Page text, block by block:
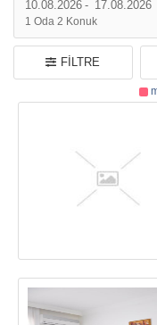
10.08.2026 - 17.08.2026
1 Oda 2 Konuk
FILTRE